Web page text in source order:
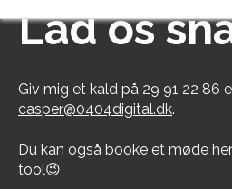
Lad os
Giv mig et kald på 29 91 22 86
casper@0404digital.dk.
Du kan også booke et møde
tool😉